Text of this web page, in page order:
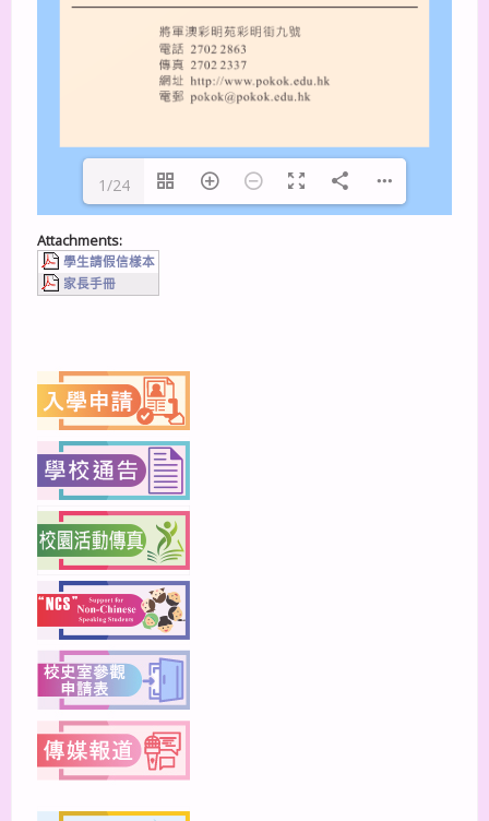
1/24
Attachments:
學生請假信樣本
家長手冊